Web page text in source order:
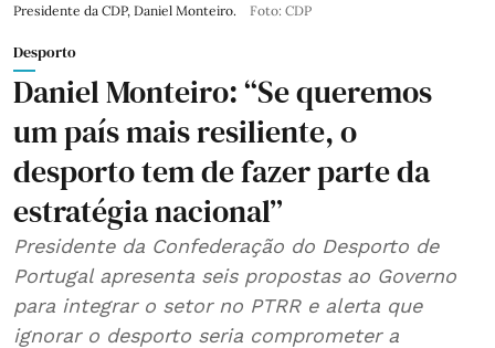
Presidente da CDP, Daniel Monteiro. Foto: CDP
Desporto
Daniel Monteiro: “Se queremos
um país mais resiliente, o
desporto tem de fazer parte da
estratégia nacional”
Presidente da Confederação do Desporto de
Portugal apresenta seis propostas ao Governo
para integrar o setor no PTRR e alerta que
ignorar o desporto seria comprometer a